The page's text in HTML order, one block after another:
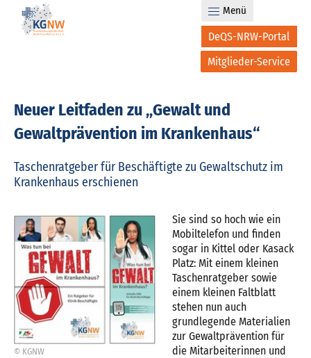
DeQS-NRW-Portal
Mitglieder-Service
Menü
Neuer Leitfaden zu „Gewalt und
Gewaltprävention im Krankenhaus“
Taschenratgeber für Beschäftigte zu Gewaltschutz im
Krankenhaus erschienen
© KGNW
Sie sind so hoch wie ein
Mobiltelefon und finden
sogar in Kittel oder Kasack
Platz: Mit einem kleinen
Taschenratgeber sowie
einem kleinen Faltblatt
stehen nun auch
grundlegende Materialien
zur Gewaltprävention für
die Mitarbeiterinnen und